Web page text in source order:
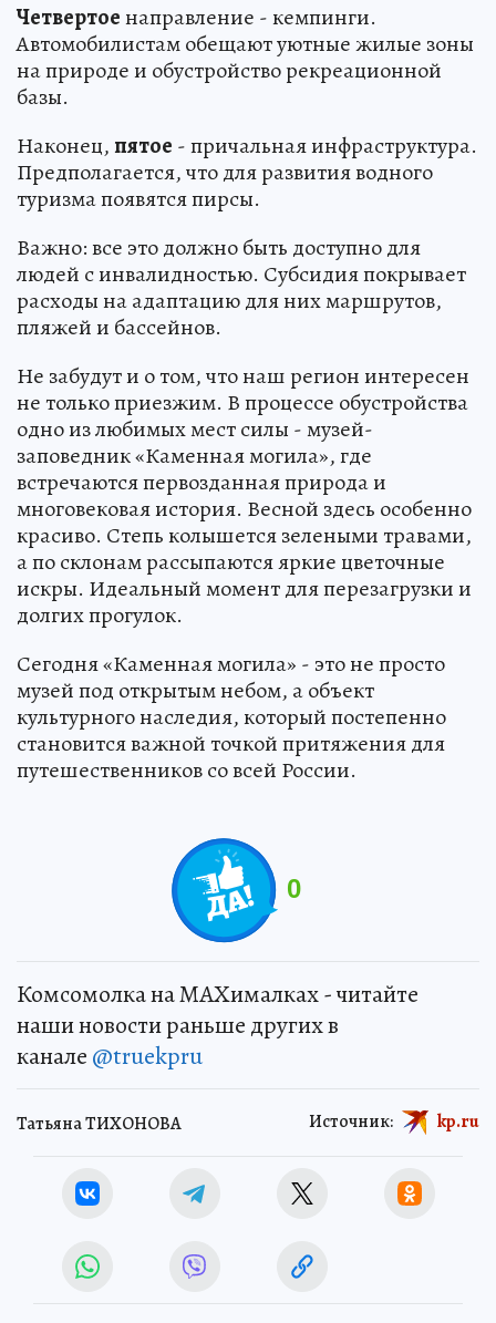
Четвертоенаправление - кемпинги.
Автомобилистам обещают уютные жилые зоны
на природе и обустройство рекреационной
базы.
Наконец,пятое - причальная инфраструктура.
Предполагается, что для развития водного
туризма появятся пирсы.
Важно: все это должно быть доступно для
людей с инвалидностью. Субсидия покрывает
расходы на адаптацию для них маршрутов,
пляжей и бассейнов.
Не забудут и о том, что наш регион интересен
не только приезжим. В процессе обустройства
одно из любимых мест силы - музей-
заповедник «Каменная могила», где
встречаются первозданная природа и
многовековая история. Весной здесь особенно
красиво. Степь колышется зелеными травами,
а по склонам рассыпаются яркие цветочные
искры. Идеальный момент для перезагрузки и
долгих прогулок.
Сегодня «Каменная могила» - это не просто
музей под открытым небом, а объект
культурного наследия, который постепенно
становится важной точкой притяжения для
путешественников со всей России.
0
Комсомолка на MAXималках - читайте
наши новости раньше других в
канале @truekpru
Татьяна ТИХОНОВА Источник: kp.ru